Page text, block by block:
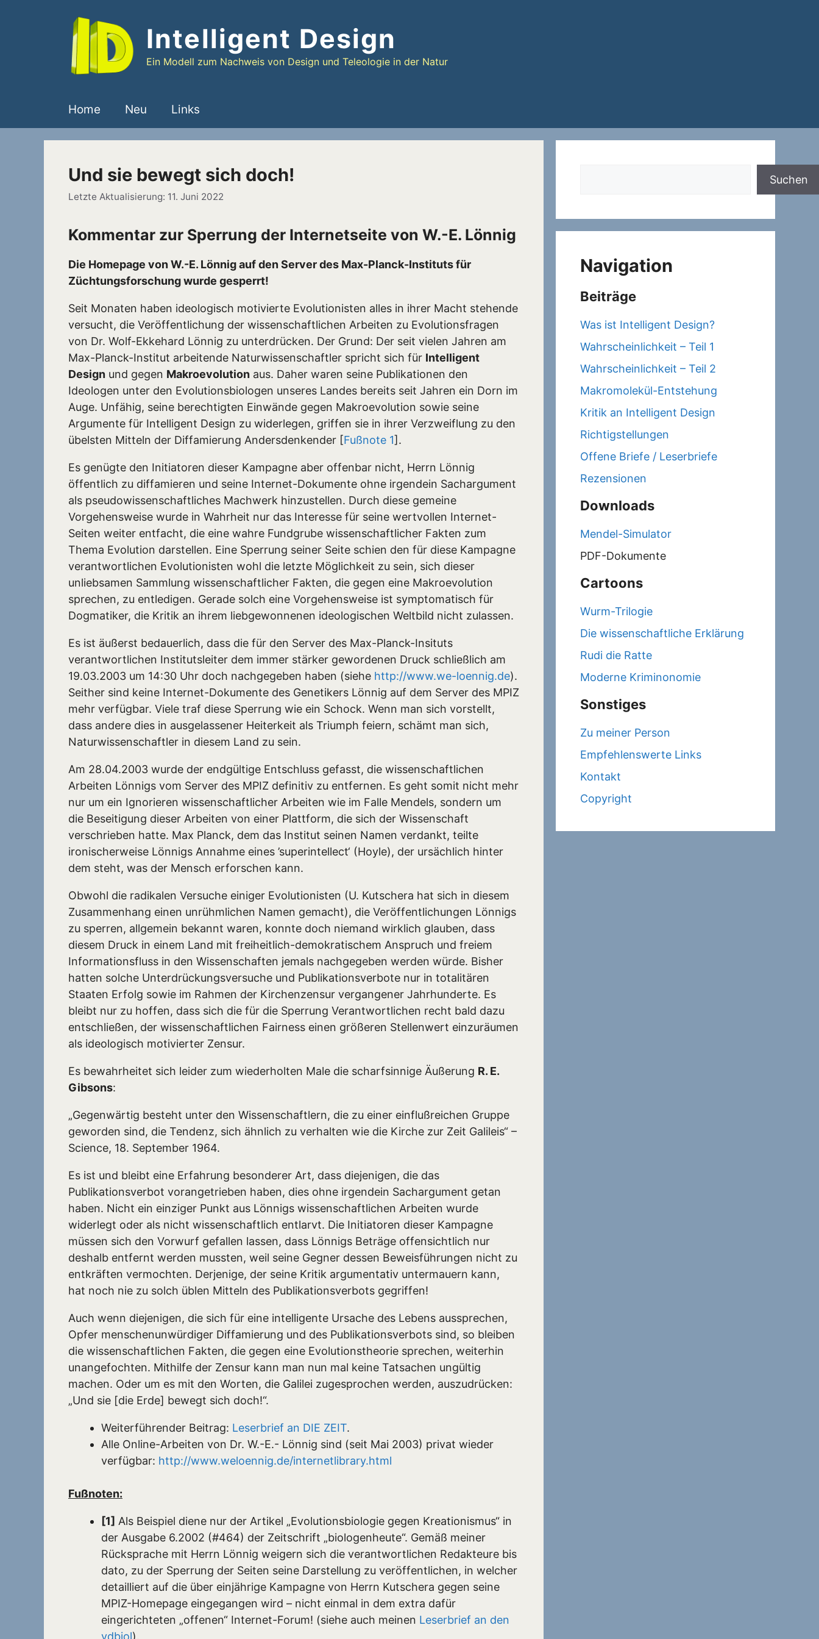
Intelligent Design
Ein Modell zum Nachweis von Design und Teleologie in der Natur
Home Neu Links
Und sie bewegt sich doch!
11. Juni 2022
Kommentar zur Sperrung der Internetseite von W.-E. Lönnig
Die Homepage von W.-E. Lönnig auf den Server des Max-Planck-Instituts für
Züchtungsforschung wurde gesperrt!
Seit Monaten haben ideologisch motivierte Evolutionisten alles in ihrer Macht stehende
versucht, die Veröffentlichung der wissenschaftlichen Arbeiten zu Evolutionsfragen
von Dr. Wolf-Ekkehard Lönnig zu unterdrücken. Der Grund: Der seit vielen Jahren am
Max-Planck-Institut arbeitende Naturwissenschaftler spricht sich für Intelligent
Design und gegen Makroevolution aus. Daher waren seine Publikationen den
Ideologen unter den Evolutionsbiologen unseres Landes bereits seit Jahren ein Dorn im
Auge. Unfähig, seine berechtigten Einwände gegen Makroevolution sowie seine
Argumente für Intelligent Design zu widerlegen, griffen sie in ihrer Verzweiflung zu den
übelsten Mitteln der Diffamierung Andersdenkender [Fußnote 1].
Es genügte den Initiatoren dieser Kampagne aber offenbar nicht, Herrn Lönnig
öffentlich zu diffamieren und seine Internet-Dokumente ohne irgendein Sachargument
als pseudowissenschaftliches Machwerk hinzustellen. Durch diese gemeine
Vorgehensweise wurde in Wahrheit nur das Interesse für seine wertvollen Internet-
Seiten weiter entfacht, die eine wahre Fundgrube wissenschaftlicher Fakten zum
Thema Evolution darstellen. Eine Sperrung seiner Seite schien den für diese Kampagne
verantwortlichen Evolutionisten wohl die letzte Möglichkeit zu sein, sich dieser
unliebsamen Sammlung wissenschaftlicher Fakten, die gegen eine Makroevolution
sprechen, zu entledigen. Gerade solch eine Vorgehensweise ist symptomatisch für
Dogmatiker, die Kritik an ihrem liebgewonnenen ideologischen Weltbild nicht zulassen.
Es ist äußerst bedauerlich, dass die für den Server des Max-Planck-Insituts
verantwortlichen Institutsleiter dem immer stärker gewordenen Druck schließlich am
19.03.2003 um 14:30 Uhr doch nachgegeben haben (siehe http://www.we-loennig.de).
Seither sind keine Internet-Dokumente des Genetikers Lönnig auf dem Server des MPIZ
mehr verfügbar. Viele traf diese Sperrung wie ein Schock. Wenn man sich vorstellt,
dass andere dies in ausgelassener Heiterkeit als Triumph feiern, schämt man sich,
Naturwissenschaftler in diesem Land zu sein.
Am 28.04.2003 wurde der endgültige Entschluss gefasst, die wissenschaftlichen
Arbeiten Lönnigs vom Server des MPIZ definitiv zu entfernen. Es geht somit nicht mehr
nur um ein Ignorieren wissenschaftlicher Arbeiten wie im Falle Mendels, sondern um
die Beseitigung dieser Arbeiten von einer Plattform, die sich der Wissenschaft
verschrieben hatte. Max Planck, dem das Institut seinen Namen verdankt, teilte
ironischerweise Lönnigs Annahme eines ’superintellect‘ (Hoyle), der ursächlich hinter
dem steht, was der Mensch erforschen kann.
Obwohl die radikalen Versuche einiger Evolutionisten (U. Kutschera hat sich in diesem
Zusammenhang einen unrühmlichen Namen gemacht), die Veröffentlichungen Lönnigs
zu sperren, allgemein bekannt waren, konnte doch niemand wirklich glauben, dass
diesem Druck in einem Land mit freiheitlich-demokratischem Anspruch und freiem
Informationsfluss in den Wissenschaften jemals nachgegeben werden würde. Bisher
hatten solche Unterdrückungsversuche und Publikationsverbote nur in totalitären
Staaten Erfolg sowie im Rahmen der Kirchenzensur vergangener Jahrhunderte. Es
bleibt nur zu hoffen, dass sich die für die Sperrung Verantwortlichen recht bald dazu
entschließen, der wissenschaftlichen Fairness einen größeren Stellenwert einzuräumen
als ideologisch motivierter Zensur.
Es bewahrheitet sich leider zum wiederholten Male die scharfsinnige Äußerung R. E.
Gibsons:
„Gegenwärtig besteht unter den Wissenschaftlern, die zu einer einflußreichen Gruppe
geworden sind, die Tendenz, sich ähnlich zu verhalten wie die Kirche zur Zeit Galileis“ –
Science, 18. September 1964.
Es ist und bleibt eine Erfahrung besonderer Art, dass diejenigen, die das
Publikationsverbot vorangetrieben haben, dies ohne irgendein Sachargument getan
haben. Nicht ein einziger Punkt aus Lönnigs wissenschaftlichen Arbeiten wurde
widerlegt oder als nicht wissenschaftlich entlarvt. Die Initiatoren dieser Kampagne
müssen sich den Vorwurf gefallen lassen, dass Lönnigs Beträge offensichtlich nur
deshalb entfernt werden mussten, weil seine Gegner dessen Beweisführungen nicht zu
entkräften vermochten. Derjenige, der seine Kritik argumentativ untermauern kann,
hat noch nie zu solch üblen Mitteln des Publikationsverbots gegriffen!
Auch wenn diejenigen, die sich für eine intelligente Ursache des Lebens aussprechen,
Opfer menschenunwürdiger Diffamierung und des Publikationsverbots sind, so bleiben
die wissenschaftlichen Fakten, die gegen eine Evolutionstheorie sprechen, weiterhin
unangefochten. Mithilfe der Zensur kann man nun mal keine Tatsachen ungültig
machen. Oder um es mit den Worten, die Galilei zugesprochen werden, auszudrücken:
„Und sie [die Erde] bewegt sich doch!“.
Weiterführender Beitrag: Leserbrief an DIE ZEIT.
Alle Online-Arbeiten von Dr. W.-E.- Lönnig sind (seit Mai 2003) privat wieder
verfügbar: http://www.weloennig.de/internetlibrary.html
Fußnoten:
[1] Als Beispiel diene nur der Artikel „Evolutionsbiologie gegen Kreationismus“ in
der Ausgabe 6.2002 (#464) der Zeitschrift „biologenheute“. Gemäß meiner
Rücksprache mit Herrn Lönnig weigern sich die verantwortlichen Redakteure bis
dato, zu der Sperrung der Seiten seine Darstellung zu veröffentlichen, in welcher
detailliert auf die über einjährige Kampagne von Herrn Kutschera gegen seine
MPIZ-Homepage eingegangen wird – nicht einmal in dem extra dafür
eingerichteten „offenen“ Internet-Forum! (siehe auch meinen Leserbrief an den
vdbiol).
Suchen
Navigation
Beiträge
Was ist Intelligent Design?
Wahrscheinlichkeit – Teil 1
Wahrscheinlichkeit – Teil 2
Makromolekül-Entstehung
Kritik an Intelligent Design
Richtigstellungen
Offene Briefe / Leserbriefe
Rezensionen
Downloads
Mendel-Simulator
PDF-Dokumente
Cartoons
Wurm-Trilogie
Die wissenschaftliche Erklärung
Rudi die Ratte
Moderne Kriminonomie
Sonstiges
Zu meiner Person
Empfehlenswerte Links
Kontakt
Copyright